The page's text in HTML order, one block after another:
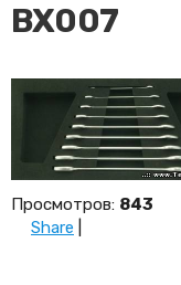
BX007
Просмотров: 843
Share